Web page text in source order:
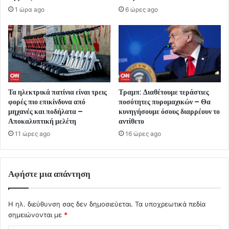
1 ώρα ago 6 ώρες ago
Τα ηλεκτρικά πατίνια είναι τρεις
φορές πιο επικίνδυνα από
μηχανές και ποδήλατα –
Αποκαλυπτική μελέτη
11 ώρες ago
Τραμπ: Διαθέτουμε τεράστιες
ποσότητες πυρομαχικών – Θα
κυνηγήσουμε όσους διαρρέουν το
αντίθετο
16 ώρες ago
Αφήστε μια απάντηση
Η ηλ. διεύθυνση σας δεν δημοσιεύεται. Τα υποχρεωτικά πεδία
σημειώνονται με *